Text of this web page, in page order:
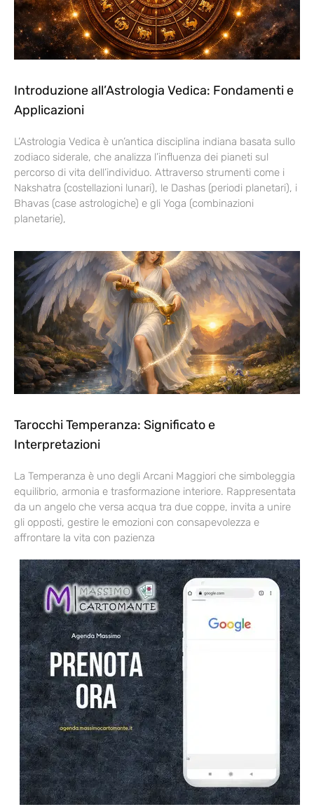
Introduzione all’Astrologia Vedica: Fondamenti e
Applicazioni
L’Astrologia Vedica è un’antica disciplina indiana basata sullo
zodiaco siderale, che analizza l’influenza dei pianeti sul
percorso di vita dell’individuo. Attraverso strumenti come i
Nakshatra (costellazioni lunari), le Dashas (periodi planetari), i
Bhavas (case astrologiche) e gli Yoga (combinazioni
planetarie),
Tarocchi Temperanza: Significato e
Interpretazioni
La Temperanza è uno degli Arcani Maggiori che simboleggia
equilibrio, armonia e trasformazione interiore. Rappresentata
da un angelo che versa acqua tra due coppe, invita a unire
gli opposti, gestire le emozioni con consapevolezza e
affrontare la vita con pazienza